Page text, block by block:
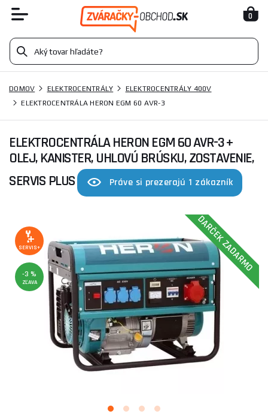
0
DOMOV ELEKTROCENTRÁLY
ELEKTROCENTRÁLY 400V
ELEKTROCENTRÁLA HERON EGM 60 AVR-3
ELEKTROCENTRÁLA HERON EGM 60 AVR-3+
OLEJ, KANISTER, UHLOVÚ BRÚSKU, ZOSTAVENIE,
SERVIS PLUS
Práve si prezerajú 1 zákazník
SERVIS+
-3 %
ZĽAVA
DARČEK ZADARMO